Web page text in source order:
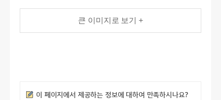
큰 이미지로 보기 +
만족도조사
이 페이지에서 제공하는 정보에 대하여 만족하시나요?